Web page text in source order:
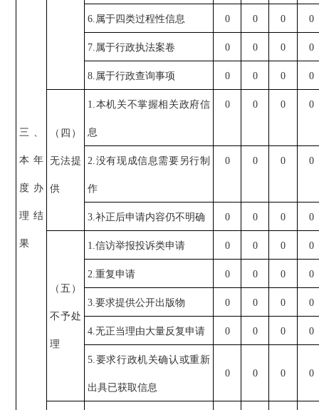
三、
本年
度办
理结
果
6.属于四类过程性信息 0 0 0 0
7.属于行政执法案卷 0 0 0 0
8.属于行政查询事项 0 0 0 0
（四）
无法提
供
1.本机关不掌握相关政府信
息
0 0 0 0
2.没有现成信息需要另行制
作
0 0 0 0
3.补正后申请内容仍不明确 0 0 0 0
（五）
不予处
理
1.信访举报投诉类申请 0 0 0 0
2.重复申请 0 0 0 0
3.要求提供公开出版物 0 0 0 0
4.无正当理由大量反复申请 0 0 0 0
5.要求行政机关确认或重新
出具已获取信息
0 0 0 0